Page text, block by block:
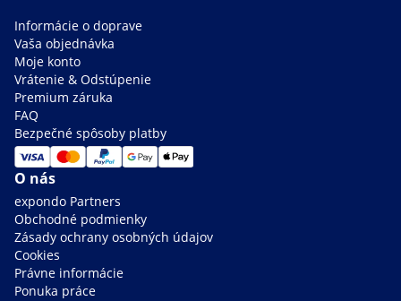
Informácie o doprave
Vaša objednávka
Moje konto
Vrátenie & Odstúpenie
Premium záruka
FAQ
Bezpečné spôsoby platby
O nás
expondo Partners
Obchodné podmienky
Zásady ochrany osobných údajov
Cookies
Právne informácie
Ponuka práce